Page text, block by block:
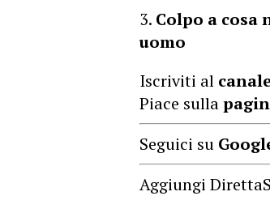
Colpo a cosa
uomo
Iscriviti al
Piace sulla
Seguici su
Aggiungi